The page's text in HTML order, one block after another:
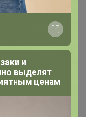
и
выделят
ценам